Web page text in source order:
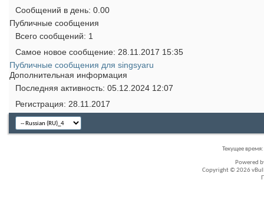
Сообщений в день 0.00
Публичные сообщения
Всего сообщений
1
Самое новое сообщение 28.11.2017 15:35
Публичные сообщения для singsyaru
Дополнительная информация
Последняя активность 05.12.2024 12:07
Регистрация
28.11.2017
Текущее время:
Powered
Copyright © 2026